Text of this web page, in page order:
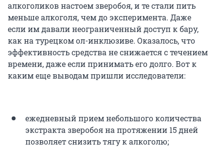
алкоголиков настоем зверобоя, и те стали пить
меньше алкоголя, чем до эксперимента. Даже
если им давали неограниченный доступ к бару,
как на турецком ол-инклюзиве. Оказалось, что
эффективность средства не снижается с течением
времени, даже если принимать его долго. Вот к
каким еще выводам пришли исследователи:
ежедневный прием небольшого количества
экстракта зверобоя на протяжении 15 дней
позволяет снизить тягу к алкоголю;